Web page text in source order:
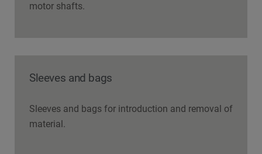
motor shafts.
Sleeves and bags
Sleeves and bags for introduction and removal of
material.